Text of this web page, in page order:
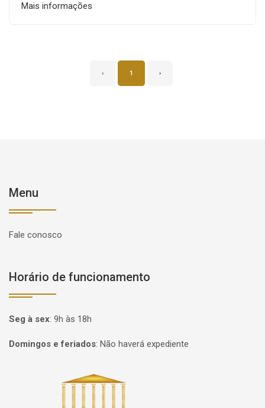
Mais informações
‹ 1 ›
Menu
Fale conosco
Horário de funcionamento
Seg à sex: 9h às 18h
Domingos e feriados: Não haverá expediente
Página inicial